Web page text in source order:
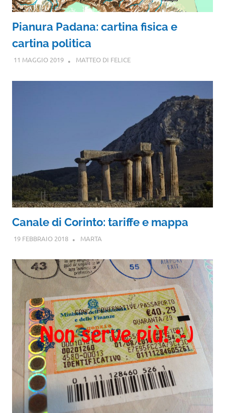
Pianura Padana: cartina fisica e
cartina politica
11 MAGGIO 2019 MATTEO DI FELICE
Canale di Corinto: tariffe e mappa
19 FEBBRAIO 2018 MARTA